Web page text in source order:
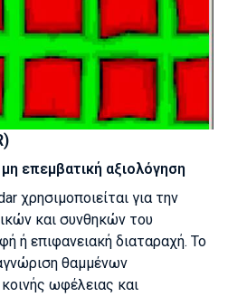
επεμβατική αξιολόγηση
χρησιμοποιείται για την
και συνθηκών του
ή επιφανειακή διαταραχή. Το
θαμμένων
ωφέλειας και